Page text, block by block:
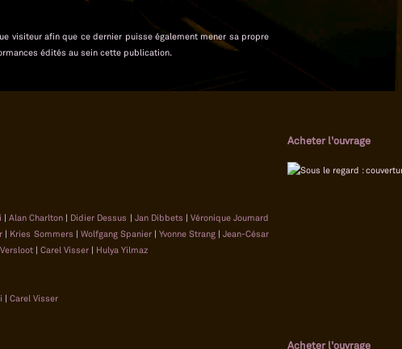
visiteur afin que ce dernier puisse également mener sa propre
édités au sein cette publication.
Acheter l'ouvrage
| Alan Charlton| Didier Dessus | Jan Dibbets |Véronique Joumard
| Kries Sommers | Wolfgang Spanier| Yvonne Strang |Jean-César
| Carel Visser | Hulya Yilmaz
| Carel Visser
Acheter l'ouvrage